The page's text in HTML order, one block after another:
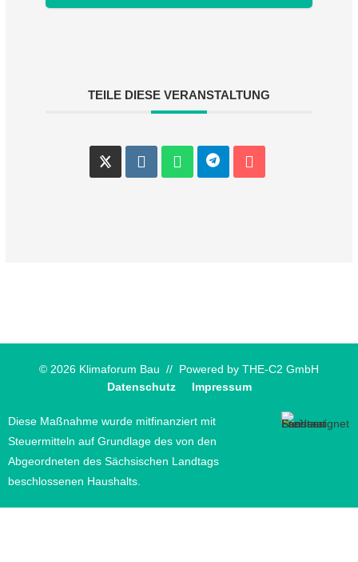
TEILE DIESE VERANSTALTUNG
© 2026 Klimaforum Bau // Powered by THE-C2 GmbH
Datenschutz
Impressum
Diese Maßnahme wurde mitfinanziert mit
Steuermitteln auf Grundlage des von den
Abgeordneten des Sächsischen Landtags
beschlossenen Haushalts.